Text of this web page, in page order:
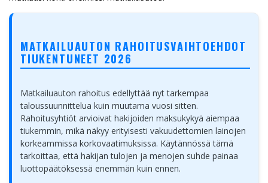
MATKAILUAUTON RAHOITUSVAIHTOEHDOT
TIUKENTUNEET 2026
Matkailuauton rahoitus edellyttää nyt tarkempaa
taloussuunnittelua kuin muutama vuosi sitten.
Rahoitusyhtiöt arvioivat hakijoiden maksukykyä aiempaa
tiukemmin, mikä näkyy erityisesti vakuudettomien lainojen
korkeammissa korkovaatimuksissa. Käytännössä tämä
tarkoittaa, että hakijan tulojen ja menojen suhde painaa
luottopäätöksessä enemmän kuin ennen.